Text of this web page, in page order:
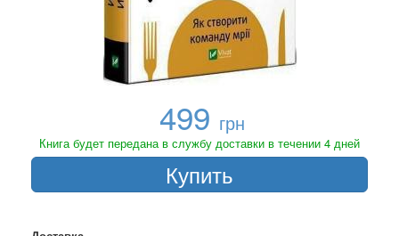
499 грн
Книга будет передана в службу доставки в течении 4 дней
Купить